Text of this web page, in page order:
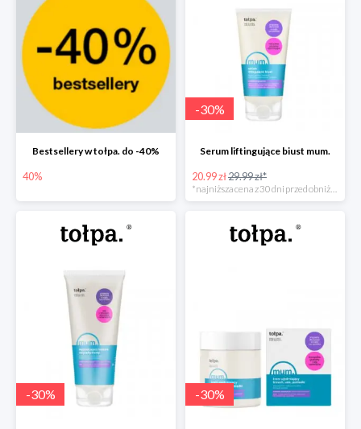
Bestsellery w tołpa. do -40%
40%
-30%
Serum liftingujące biust mum.
20.99 zł29.99 zł*
-30% -30%